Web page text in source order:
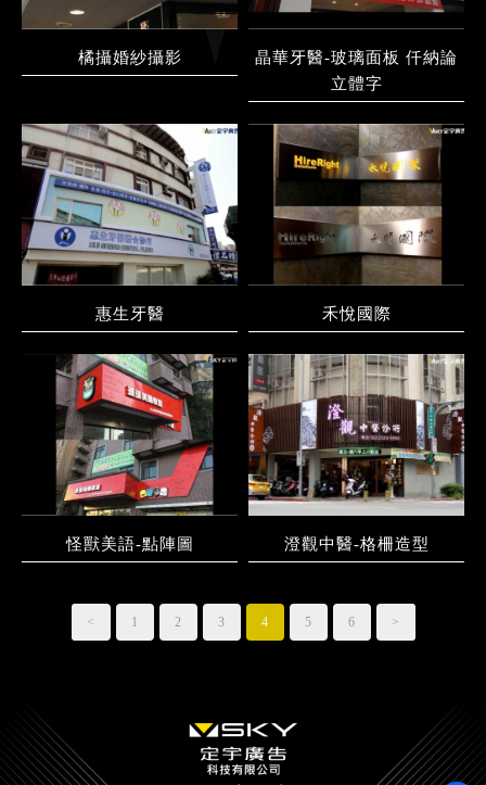
橘攝婚紗攝影
晶華牙醫-玻璃面板 仟納論
立體字
惠生牙醫 禾悅國際
怪獸美語-點陣圖 澄觀中醫-格柵造型
< 1 2 3 4 5 6 >